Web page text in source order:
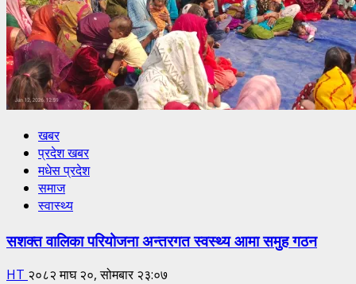
खबर
प्रदेश खबर
मधेस प्रदेश
समाज
स्वास्थ्य
सशक्त वालिका परियोजना अन्तरगत स्वस्थ्य आमा समुह गठन
HT २०८२ माघ २०, सोमबार २३:०७